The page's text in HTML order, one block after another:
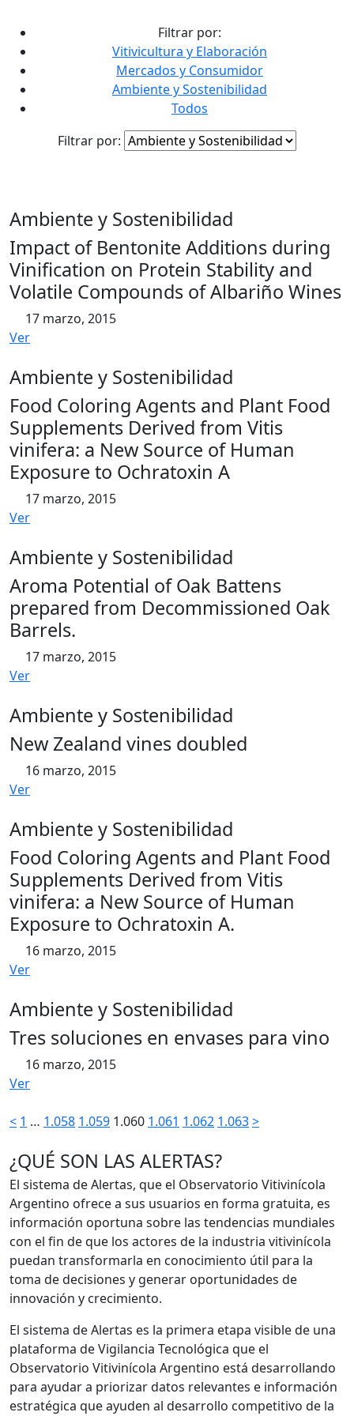
Filtrar por:
Vitivicultura y Elaboración
Mercados y Consumidor
Ambiente y Sostenibilidad
Todos
Filtrar por:
Ambiente y Sostenibilidad
Impact of Bentonite Additions during
Vinification on Protein Stability and
Volatile Compounds of Albariño Wines
17 marzo, 2015
Ver
Ambiente y Sostenibilidad
Food Coloring Agents and Plant Food
Supplements Derived from Vitis
vinifera: a New Source of Human
Exposure to Ochratoxin A
17 marzo, 2015
Ver
Ambiente y Sostenibilidad
Aroma Potential of Oak Battens
prepared from Decommissioned Oak
Barrels.
17 marzo, 2015
Ver
Ambiente y Sostenibilidad
New Zealand vines doubled
16 marzo, 2015
Ver
Ambiente y Sostenibilidad
Food Coloring Agents and Plant Food
Supplements Derived from Vitis
vinifera: a New Source of Human
Exposure to Ochratoxin A.
16 marzo, 2015
Ver
Ambiente y Sostenibilidad
Tres soluciones en envases para vino
16 marzo, 2015
Ver
Paginación
entradas
< 1 … 1.058 1.059 1.060 1.061 1.062 1.063>
¿QUÉ SON LAS ALERTAS?
El sistema de Alertas, que el Observatorio Vitivinícola
Argentino ofrece a sus usuarios en forma gratuita, es
información oportuna sobre las tendencias mundiales
con el fin de que los actores de la industria vitivinícola
puedan transformarla en conocimiento útil para la
toma de decisiones y generar oportunidades de
innovación y crecimiento.
El sistema de Alertas es la primera etapa visible de una
plataforma de Vigilancia Tecnológica que el
Observatorio Vitivinícola Argentino está desarrollando
para ayudar a priorizar datos relevantes e información
estratégica que ayuden al desarrollo competitivo de la